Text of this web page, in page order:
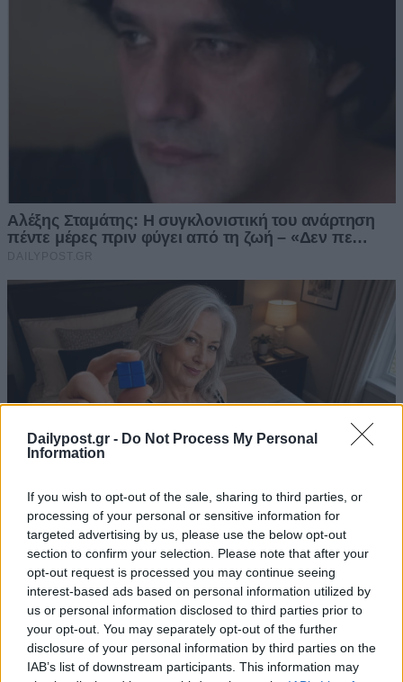
Dailypost.gr - Do Not Process My Personal
Information
If you wish to opt-out of the sale, sharing to third parties, or
processing of your personal or sensitive information for
targeted advertising by us, please use the below opt-out
section to confirm your selection. Please note that after your
opt-out request is processed you may continue seeing
interest-based ads based on personal information utilized by
us or personal information disclosed to third parties prior to
your opt-out. You may separately opt-out of the further
disclosure of your personal information by third parties on the
IAB’s list of downstream participants. This information may